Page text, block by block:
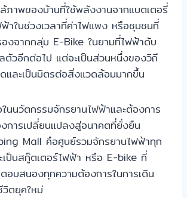
ภาพของบ้านที่ใช้พลังงานจากแบตเตอรี่
าในช่วงเวลาที่ค่าไฟแพง หรือชุมชนที่
งจากกลุ่ม E-Bike ในยามที่ไฟฟ้าดับ
ลตัวอีกต่อไป แต่จะเป็นส่วนหนึ่งของวิถี
ละเป็นมิตรต่อสิ่งแวดล้อมมากขึ้น
นนวัตกรรมจักรยานไฟฟ้าและต้องการ
การเปลี่ยนแปลงสู่อนาคตที่ยั่งยืน
Mall คือศูนย์รวมจักรยานไฟฟ้าทุก
เป็นสกู๊ตเตอร์ไฟฟ้า หรือ E-bike ที่
อบสนองทุกความต้องการในการเดิน
วิตยุคใหม่